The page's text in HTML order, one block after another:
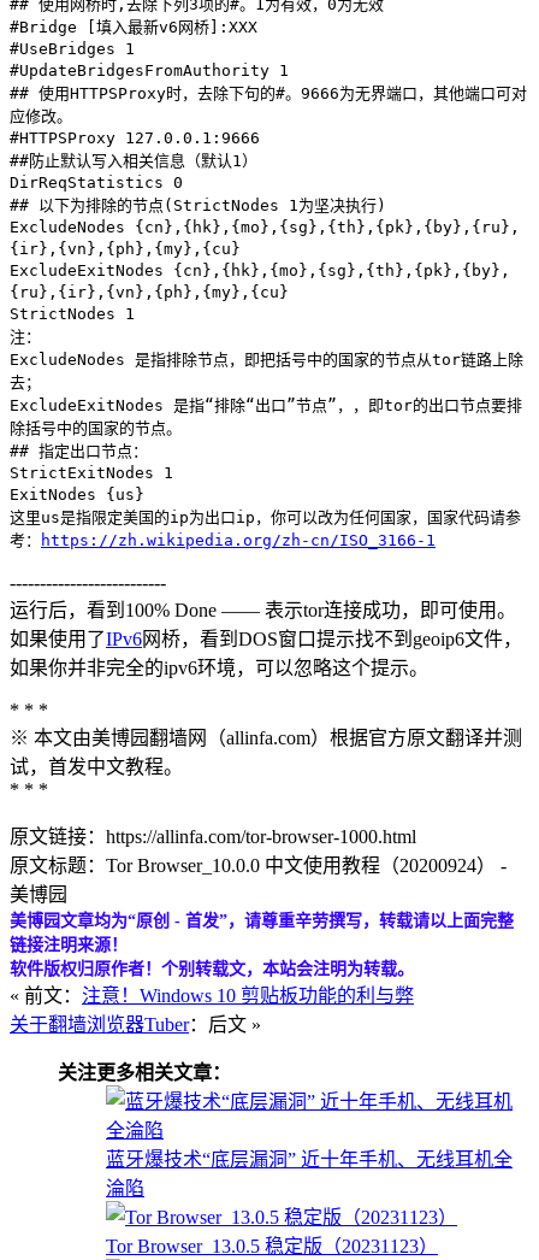
## 使用网桥时,去除下列3项的#。1为有效，0为无效
#Bridge [填入最新v6网桥]:XXX
#UseBridges 1
#UpdateBridgesFromAuthority 1
## 使用HTTPSProxy时，去除下句的#。9666为无界端口，其他端口可对
应修改。
#HTTPSProxy 127.0.0.1:9666
##防止默认写入相关信息（默认1）
DirReqStatistics 0
## 以下为排除的节点(StrictNodes 1为坚决执行)
ExcludeNodes {cn},{hk},{mo},{sg},{th},{pk},{by},{ru},
{ir},{vn},{ph},{my},{cu}
ExcludeExitNodes {cn},{hk},{mo},{sg},{th},{pk},{by},
{ru},{ir},{vn},{ph},{my},{cu}
StrictNodes 1
注：
ExcludeNodes 是指排除节点，即把括号中的国家的节点从tor链路上除
去；
ExcludeExitNodes 是指“排除“出口”节点”，，即tor的出口节点要排
除括号中的国家的节点。
## 指定出口节点：
StrictExitNodes 1
ExitNodes {us}
这里us是指限定美国的ip为出口ip，你可以改为任何国家，国家代码请参
考：
https://zh.wikipedia.org/zh-cn/ISO_3166-1
--------------------------
运行后，看到100% Done —— 表示tor连接成功，即可使用。
如果使用了IPv6网桥，看到DOS窗口提示找不到geoip6文件，
如果你并非完全的ipv6环境，可以忽略这个提示。
* * *
※ 本文由美博园翻墙网（allinfa.com）根据官方原文翻译并测
试，首发中文教程。
* * *
原文链接：https://allinfa.com/tor-browser-1000.html
原文标题：Tor Browser_10.0.0 中文使用教程（20200924） -
美博园
美博园文章均为“原创 - 首发”，请尊重辛劳撰写，转载请以上面完整
链接注明来源！
软件版权归原作者！个别转载文，本站会注明为转载。
« 前文： 注意！Windows 10 剪贴板功能的利与弊
关于翻墙浏览器Tuber：后文 »
关注更多相关文章：
蓝牙爆技术“底层漏洞” 近十年手机、无线耳机全
淪陷
Tor Browser_13.0.5 稳定版（20231123）